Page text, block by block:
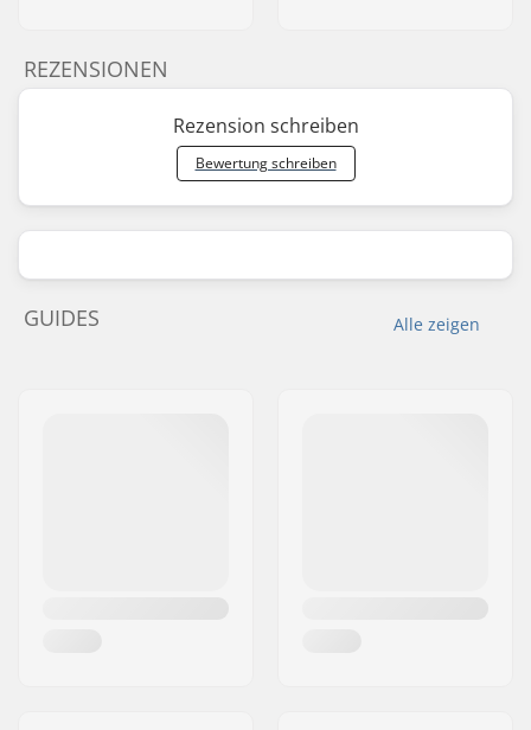
REZENSIONEN
Rezension schreiben
Bewertung schreiben
Alle zeigen
GUIDES